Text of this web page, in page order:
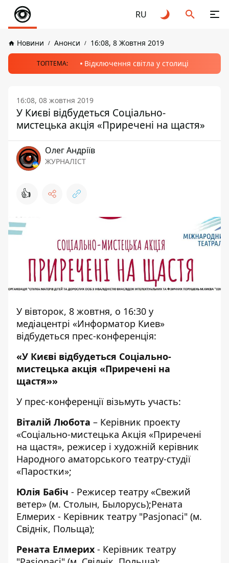
RU
Новини Анонси 16:08, 8 Жовтня 2019
ТОПТЕМА: Відключення світла у столиці
16:08, 08 жовтня 2019
У Києві відбудеться Соціально-
мистецька акція «Приречені на щастя»
Олег Андріїв
ЖУРНАЛІСТ
👍
У вівторок, 8 жовтня, о 16:30 у
медіацентрі «Информатор Киев»
відбудеться прес-конференція:
«У Києві відбудеться Соціально-
мистецька акція «Приречені на
щастя»»
У прес-конференції візьмуть участь:
Віталій Любота – Керівник проекту
«Соціально-мистецька Акція «Приречені
на щастя», режисер і художній керівник
Народного аматорського театру-студії
«Паростки»;
Юлія Бабіч - Режисер театру «Свежий
ветер» (м. Столын, Былорусь);Рената
Елмерих - Керівник театру "Pasjonaci" (м.
Свіднік, Польща);
Рената Елмерих - Керівник театру